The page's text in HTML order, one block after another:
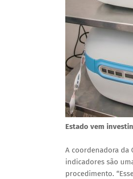
Estado vem
A coordenadora da
indicadores são
procedimento.